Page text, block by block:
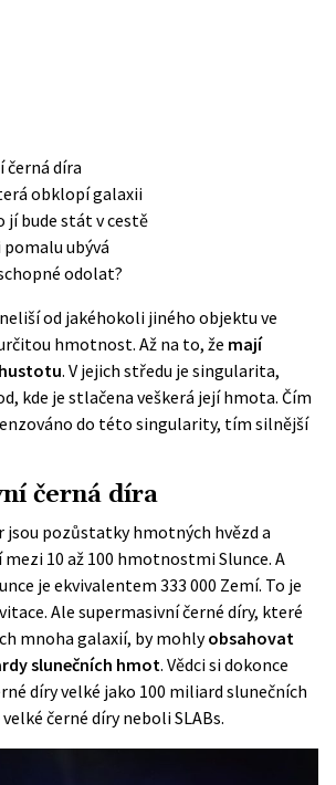
černá díra
obklopí galaxii
jí bude stát v cestě
pomalu ubývá
odolat?
od jakéhokoli jiného objektu ve
hmotnost. Až na to, že mají
. V jejich středu je singularita,
kde je stlačena veškerá její hmota. Čím
do této singularity, tím silnější
černá díra
jsou pozůstatky hmotných hvězd a
10 až 100 hmotnostmi Slunce. A
je ekvivalentem 333 000 Zemí. To je
Ale supermasivní černé díry, které
mnoha galaxií, by mohlyobsahovat
slunečních hmot. Vědci si dokonce
díry velké jako 100 miliard slunečních
černé díry neboliSLABs.